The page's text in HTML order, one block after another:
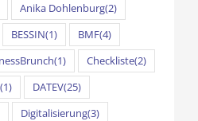
Anika Dohlenburg(2)
BESSIN(1) BMF(4)
(1) Checkliste(2)
(1) DATEV(25)
Digitalisierung(3)